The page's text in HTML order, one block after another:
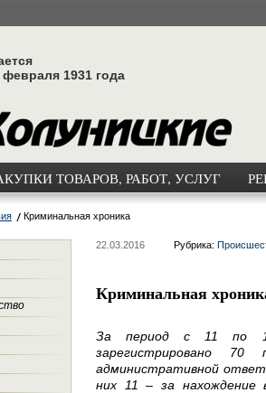
февраля 1931 года
ТОВАРОВ, РАБОТ, УСЛУГ
Криминальная хроника
22.03.2016 Рубрика:
Криминальная
За период с 11 по
зарегистрировано
административной
них 11 – за нахождение